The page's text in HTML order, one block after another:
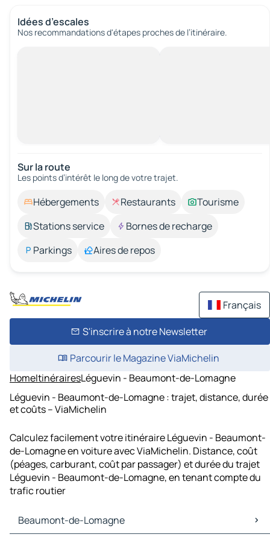
Idées d’escales
Nos recommandations d'étapes proches de l’itinéraire.
Sur la route
Les points d’intérêt le long de votre trajet.
Hébergements Restaurants
Tourisme
Stations service
Bornes de recharge
Parkings
Aires de repos
Français
S'inscrire à notre Newsletter
Parcourir le Magazine ViaMichelin
HomeItinérairesLéguevin - Beaumont-de-Lomagne
Léguevin - Beaumont-de-Lomagne : trajet, distance, durée
et coûts – ViaMichelin
Calculez facilement votre itinéraire Léguevin - Beaumont-
de-Lomagne en voiture avec ViaMichelin. Distance, coût
(péages, carburant, coût par passager) et durée du trajet
Léguevin - Beaumont-de-Lomagne, en tenant compte du
trafic routier
Beaumont-de-Lomagne